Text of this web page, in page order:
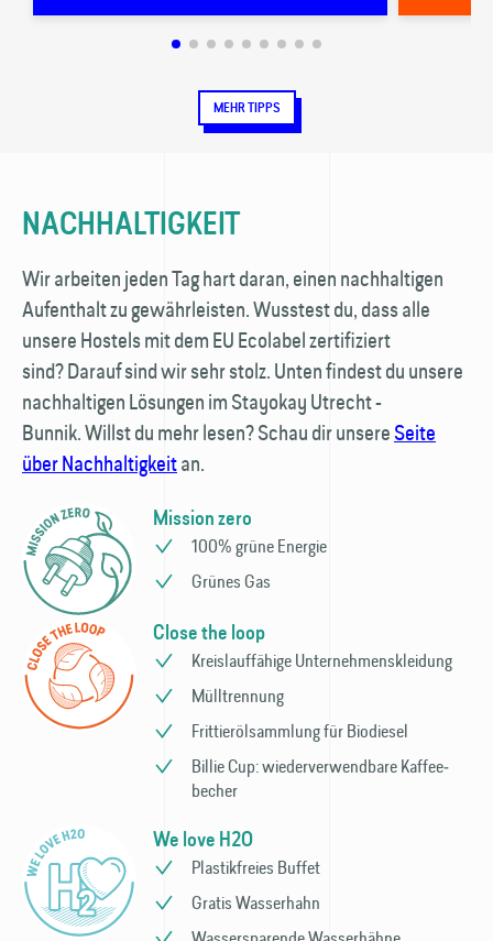
MEHR TIPPS
NACHHALTIGKEIT
Wir arbeiten jeden Tag hart daran, einen nachhaltigen
Aufenthalt zu gewährleisten. Wusstest du, dass alle
unsere Hostels mit dem EU Ecolabel zertifiziert
sind? Darauf sind wir sehr stolz. Unten findest du unsere
nachhaltigen Lösungen im Stayokay Utrecht -
Bunnik. Willst du mehr lesen? Schau dir unsereSeite
über Nachhaltigkeitan.
Mission zero
100% grüne Energie
Grünes Gas
Close the loop
Kreislauffähige Unternehmens­kleidung
Mülltrennung
Frittieröl­sammlung für Bio­diesel
Billie Cup: wieder­verwendbare Kaffee­
becher
We love H2O
Plastikfreies Buffet
Gratis Wasserhahn